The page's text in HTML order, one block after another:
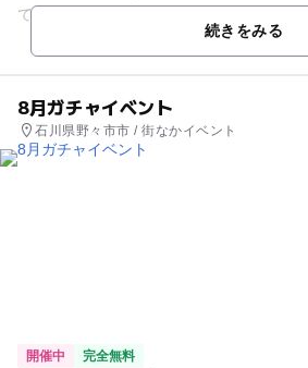
て、いつも活気があるスポットです。 整地された長方形の広場
続きをみる
8月ガチャイベント
石川県野々市市 / 街なかイベント
開催中 完全無料